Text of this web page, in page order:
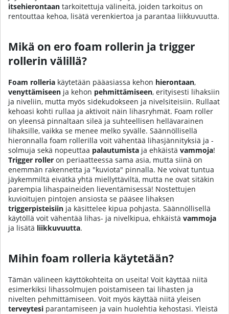
itsehierontaan tarkoitettuja välineitä, joiden tarkoitus on
rentouttaa kehoa, lisätä verenkiertoa ja parantaa liikkuvuutta.
Mikä on ero foam rollerin ja trigger
rollerin välillä?
Foam rolleria käytetään pääasiassa kehon hierontaan,
venyttämiseen ja kehon pehmittämiseen, erityisesti lihaksiin
ja niveliin, mutta myös sidekudokseen ja nivelsiteisiin. Rullaat
kehoasi kohti rullaa ja aktivoit näin lihasryhmät. Foam roller
on yleensä pinnaltaan sileä ja suhteellisen hellävarainen
lihaksille, vaikka se menee melko syvälle. Säännöllisellä
hieronnalla foam rollerilla voit vähentää lihasjännityksiä ja -
solmuja sekä nopeuttaa palautumista ja ehkäistä vammoja!
Trigger roller on periaatteessa sama asia, mutta siinä on
enemmän rakennetta ja "kuviota" pinnalla. Ne voivat tuntua
jäykemmiltä eivätkä yhtä miellyttäviltä, mutta ne ovat sitäkin
parempia lihaspaineiden lieventämisessä! Nostettujen
kuvioitujen pintojen ansiosta se pääsee lihaksen
triggerpisteisiin ja käsittelee kipua pohjasta. Säännöllisellä
käytöllä voit vähentää lihas- ja nivelkipua, ehkäistä vammoja
ja lisätä liikkuvuutta.
Mihin foam rolleria käytetään?
Tämän välineen käyttökohteita on useita! Voit käyttää niitä
esimerkiksi lihassolmujen poistamiseen tai lihasten ja
nivelten pehmittämiseen. Voit myös käyttää niitä yleisen
terveytesi parantamiseen ja vain huolehtia kehostasi. Yleistä